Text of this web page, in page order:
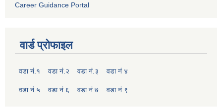
Career Guidance Portal
वार्ड प्रोफाइल
वडा नं.१ वडा नं.२ वडा नं.३ वडा नं ४
वडा नं ५ वडा नं ६ वडा नं ७ वडा नं ९